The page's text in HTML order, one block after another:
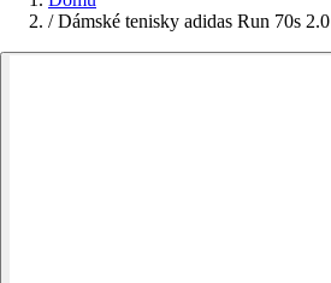
/ Dámské tenisky adidas Run 70s 2.0